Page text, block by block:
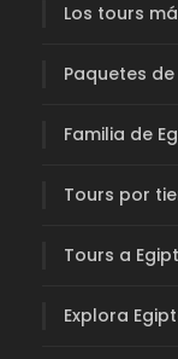
Los tours
Paquetes
Familia de
Tours por
Tours a
Explora